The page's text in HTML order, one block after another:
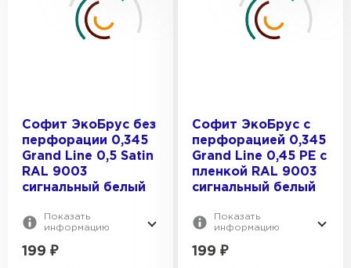
Софит ЭкоБрус без
перфорации 0,345
Grand Line 0,5 Satin
RAL 9003
сигнальный белый
Показать
информацию
199 ₽
Софит ЭкоБрус с
перфорацией 0,345
Grand Line 0,45 PE с
пленкой RAL 9003
сигнальный белый
Показать
информацию
199 ₽